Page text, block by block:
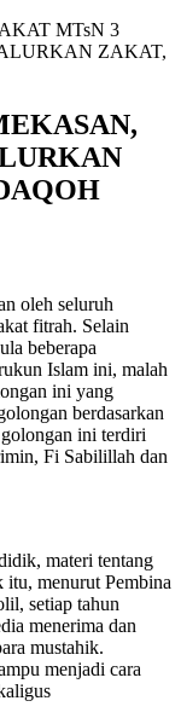
MTsN 3
ZAKAT,
oleh seluruh
fitrah. Selain
beberapa
Islam ini, malah
ini yang
berdasarkan
ini terdiri
Fi Sabilillah dan
materi tentang
menurut Pembina
setiap tahun
menerima dan
mustahik.
menjadi cara